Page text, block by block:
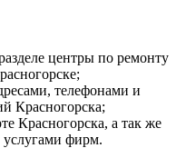
центры по ремонту
телефонами и
Красногорска;
Красногорска, а так же
услугами фирм.